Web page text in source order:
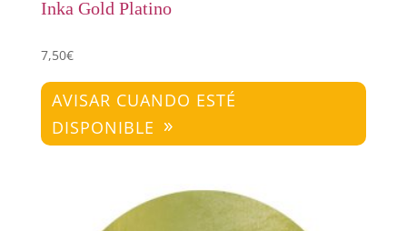
Inka Gold Platino
7,50€
AVISAR CUANDO ESTÉ
DISPONIBLE